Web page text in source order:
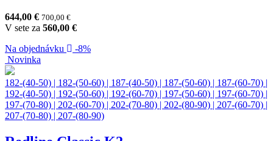
644,00 € 700,00 €
V sete za 560,00 €
Na objednávku
-8%
Novinka
182-(40-50) | 182-(50-60) | 187-(40-50) | 187-(50-60) | 187-(60-70) |
192-(40-50) | 192-(50-60) | 192-(60-70) | 197-(50-60) | 197-(60-70) |
197-(70-80) | 202-(60-70) | 202-(70-80) | 202-(80-90) | 207-(60-70) |
207-(70-80) | 207-(80-90)